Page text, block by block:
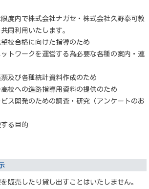
度内で株式会社ナガセ・株式会社久野泰可教
同利用いたします。
校合格に向けた指導のため
トワークを運営する為必要な各種の案内・連
及び各種統計資料作成のため
校への進路指導用資料の提供のため
ス開発のための調査・研究（アンケートのお
る目的
販売したり貸し出すことはいたしません。